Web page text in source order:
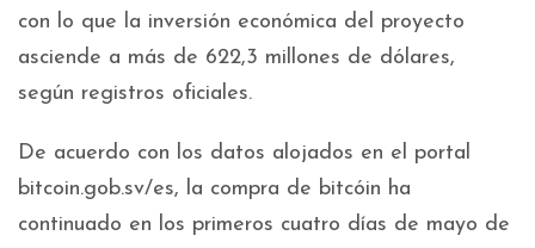
con lo que la inversión económica del proyecto
asciende a más de 622,3 millones de dólares,
según registros oficiales.
De acuerdo con los datos alojados en el portal
bitcoin.gob.sv/es, la compra de bitcóin ha
continuado en los primeros cuatro días de mayo de